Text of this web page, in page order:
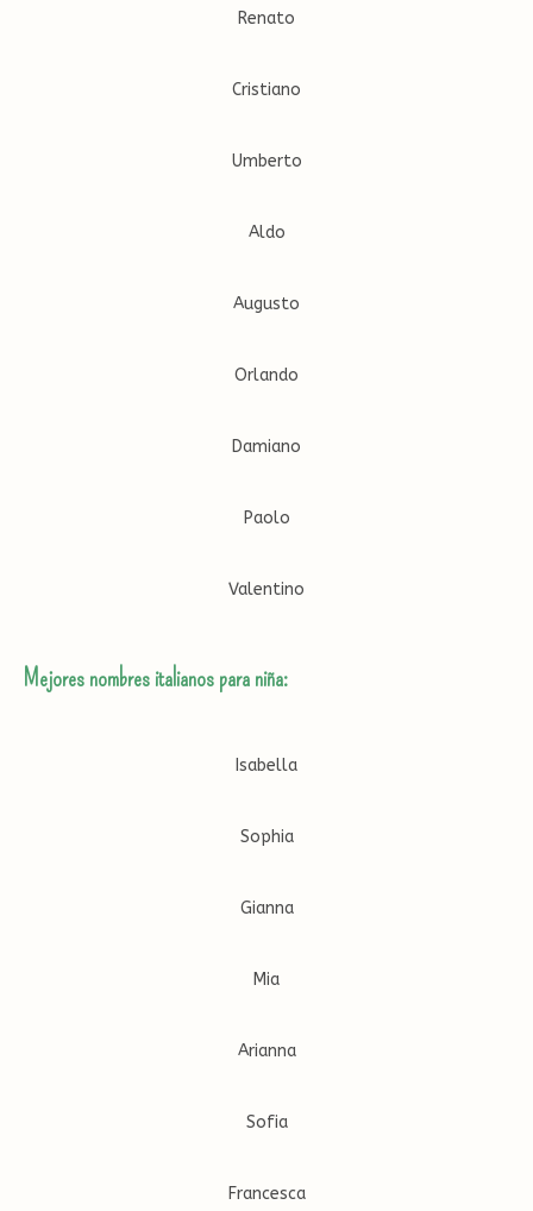
Renato
Cristiano
Umberto
Aldo
Augusto
Orlando
Damiano
Paolo
Valentino
Mejores nombres italianos para niña:
Isabella
Sophia
Gianna
Mia
Arianna
Sofia
Francesca